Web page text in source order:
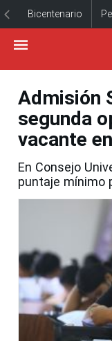
Bicentenario
Admisión
segunda
vacante
En Consejo
puntaje mínimo